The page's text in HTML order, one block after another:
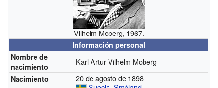
Vilhelm Moberg, 1967.
Información personal
Nombre de
nacimiento
Karl Artur Vilhelm Moberg
Nacimiento
20 de agosto de 1898